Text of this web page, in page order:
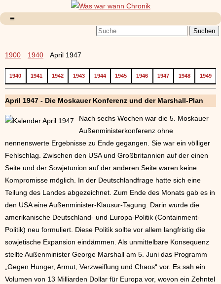
1900 1940 April 1947
1940 1941 1942 1943 1944 1945 1946 1947 1948 1949
April 1947 - Die Moskauer Konferenz und der Marshall-Plan
Nach sechs Wochen war die 5. Moskauer
Außenministerkonferenz ohne
nennenswerte Ergebnisse zu Ende gegangen. Sie war ein völliger
Fehlschlag. Zwischen den USA und Großbritannien auf der einen
Seite und der Sowjetunion auf der anderen Seite waren keine
Kompromisse möglich. In der Deutschlandfrage hatte sich eine
Teilung des Landes abgezeichnet. Zum Ende des Monats gab es in
den USA eine Außenminister-Klausur-Tagung. Darin wurde die
amerikanische Deutschland- und Europa-Politik (Containment-
Politik) neu formuliert. Diese Politik sollte vor allem langfristig die
sowjetische Expansion eindämmen. Als unmittelbare Konsequenz
stellte Außenminister George Marshall am 5. Juni das Programm
„Gegen Hunger, Armut, Verzweiflung und Chaos“ vor. Es sah ein
Volumen von 13 Milliarden Dollar für Europa vor, wovon ein Zehntel